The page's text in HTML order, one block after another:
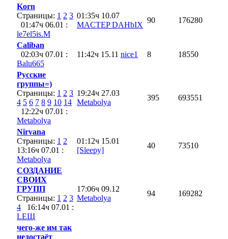
Korn
Страницы: 1 2 3
01:47ч 06.01 :
le7el5is.M
01:35ч 10.07
MACTEP DAHbIX
90 176280
Caliban
02:03ч 07.01 :
Balu665
11:42ч 15.11 nice1 8 18550
Русские
группы=)
Страницы: 1 2 3
4 5 6 7 8 9 10 14
12:22ч 07.01 :
Metabolya
19:24ч 27.03
Metabolya
395 693551
Nirvana
Страницы: 1 2
13:16ч 07.01 :
Metabolya
01:12ч 15.01
[Sleepy]
40 73510
СОЗДАНИЕ
СВОИХ
ГРУПП
Страницы: 1 2 3
4 16:14ч 07.01 :
LEЩ
17:06ч 09.12
Metabolya
94 169282
чего-же им так
недостаёт